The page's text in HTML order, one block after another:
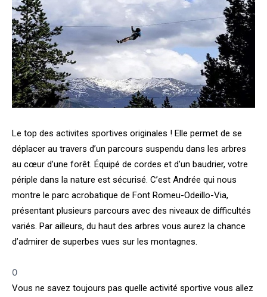
Le top des activites sportives originales ! Elle permet de se
déplacer au travers d’un parcours suspendu dans les arbres
au cœur d’une forêt. Équipé de cordes et d’un baudrier, votre
périple dans la nature est sécurisé. C’est Andrée qui nous
montre le parc acrobatique de Font Romeu-Odeillo-Via,
présentant plusieurs parcours avec des niveaux de difficultés
variés. Par ailleurs, du haut des arbres vous aurez la chance
d’admirer de superbes vues sur les montagnes.
0
Vous ne savez toujours pas quelle activité sportive vous allez